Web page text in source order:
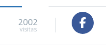
2002
visitas